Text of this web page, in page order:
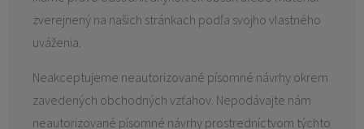
zverejnený na našich stránkach podľa svojho vlastného
uváženia.
Neakceptujeme neautorizované písomné návrhy okrem
zavedených obchodných vzťahov. Nepodávajte nám
neautorizované písomné návrhy prostredníctvom týchto